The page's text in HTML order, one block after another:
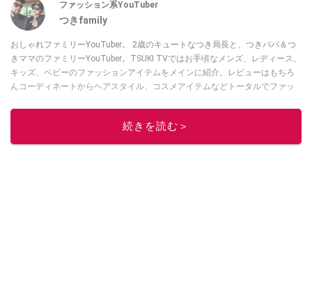
ファッション系YouTuber
つきfamily
おしゃれファミリーYouTuber。 2歳のキュートなつき局長と、つきパパ＆つ
きママのファミリーYouTuber。TSUKI TVではお手頃なメンズ、レディース、
キッズ、ベビーのファッションアイテムをメインに紹介。レビューはもちろ
んコーディネートからヘアスタイル、コスメアイテムなどトータルでファッ
このイチオシストの他の記事を読む
続きを読む＞